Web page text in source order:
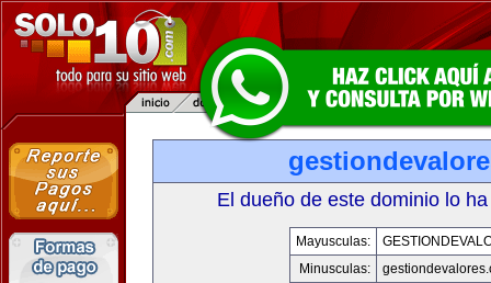
El dueño de este dominio lo
Mayusculas:
Minusculas: